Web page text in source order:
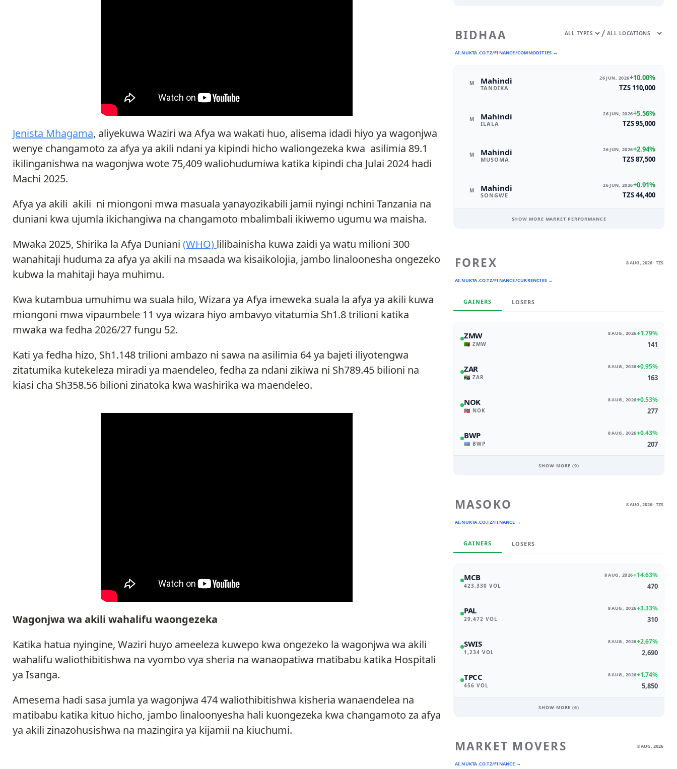
Jenista Mhagama, aliyekuwa Waziri wa Afya wa wakati huo, alisema idadi hiyo ya wagonjwa
wenye changamoto za afya ya akili ndani ya kipindi hicho waliongezeka kwa asilimia 89.1
ikilinganishwa na wagonjwa wote 75,409 waliohudumiwa katika kipindi cha Julai 2024 hadi
Machi 2025.
Afya ya akili akili ni miongoni mwa masuala yanayozikabili jamii nyingi nchini Tanzania na
duniani kwa ujumla ikichangiwa na changamoto mbalimbali ikiwemo ugumu wa maisha.
Mwaka 2025, Shirika la Afya Duniani (WHO) lilibainisha kuwa zaidi ya watu milioni 300
wanahitaji huduma za afya ya akili na msaada wa kisaikolojia, jambo linaloonesha ongezeko
kubwa la mahitaji haya muhimu.
Kwa kutambua umuhimu wa suala hilo, Wizara ya Afya imeweka suala la afya ya akili kuwa
miongoni mwa vipaumbele 11 vya wizara hiyo ambavyo vitatumia Sh1.8 trilioni katika
mwaka wa fedha 2026/27 fungu 52.
Kati ya fedha hizo, Sh1.148 trilioni ambazo ni sawa na asilimia 64 ya bajeti iliyotengwa
zitatumika kutekeleza miradi ya maendeleo, fedha za ndani zikiwa ni Sh789.45 bilioni na
kiasi cha Sh358.56 bilioni zinatoka kwa washirika wa maendeleo.
Wagonjwa wa akili wahalifu waongezeka
Katika hatua nyingine, Waziri huyo ameeleza kuwepo kwa ongezeko la wagonjwa wa akili
wahalifu waliothibitishwa na vyombo vya sheria na wanaopatiwa matibabu katika Hospitali
ya Isanga.
Amesema hadi sasa jumla ya wagonjwa 474 waliothibitishwa kisheria wanaendelea na
matibabu katika kituo hicho, jambo linaloonyesha hali kuongezeka kwa changamoto za afya
ya akili zinazohusishwa na mazingira ya kijamii na kiuchumi.
BIDHAA
AI.NUKTA.CO.TZ/FINANCE/COMMODITIES →
/
M Mahindi
TANDIKA
26 JUN, 2026+10.00%
TZS 110,000
M Mahindi
ILALA
26 JUN, 2026+5.56%
TZS 95,000
M Mahindi
MUSOMA
26 JUN, 2026+2.94%
TZS 87,500
M Mahindi
SONGWE
26 JUN, 2026+0.91%
TZS 44,400
SHOW MORE MARKET PERFORMANCE
FOREX
AI.NUKTA.CO.TZ/FINANCE/CURRENCIES →
8 AUG, 2026 · TZS
GAINERS LOSERS
ZMW
🇿🇲 ZMW
8 AUG, 2026+1.79%
141
ZAR
🇿🇦 ZAR
8 AUG, 2026+0.95%
163
NOK
🇳🇴 NOK
8 AUG, 2026+0.53%
277
BWP
🇧🇼 BWP
8 AUG, 2026+0.43%
207
SHOW MORE (9)
MASOKO
AI.NUKTA.CO.TZ/FINANCE →
8 AUG, 2026 · TZS
GAINERS LOSERS
MCB
423,330 VOL
8 AUG, 2026+14.63%
470
PAL
29,472 VOL
8 AUG, 2026+3.33%
310
SWIS
1,234 VOL
8 AUG, 2026+2.67%
2,690
TPCC
456 VOL
8 AUG, 2026+1.74%
5,850
SHOW MORE (6)
MARKET MOVERS
AI.NUKTA.CO.TZ/FINANCE →
8 AUG, 2026